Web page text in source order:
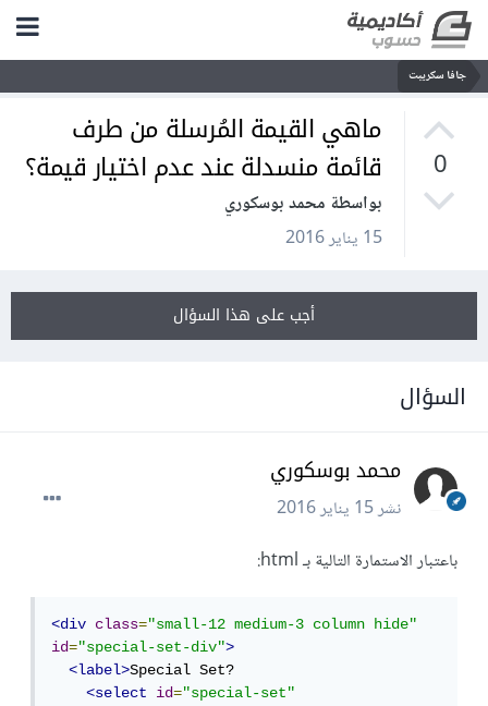
جافا سكريبت
0
ماهي القيمة المُرسلة من طرف
قائمة منسدلة عند عدم اختيار قيمة؟
بواسطة محمد بوسكوري
15 يناير 2016
أجب على هذا السؤال
السؤال
محمد بوسكوري
نشر15 يناير 2016
باعتبار الاستمارة التالية بـ html:
<div class="small-12 medium-3 column hide"
id="special-set-div">
<label>Special Set?
<select
id="special-set"